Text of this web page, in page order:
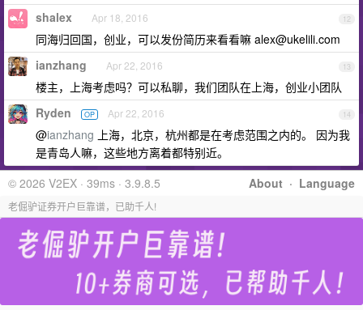
12
shalex Apr 18, 2016
同海归回国，创业，可以发份简历来看看嘛 alex@ukelili.com
13
ianzhang Apr 22, 2016
楼主，上海考虑吗？可以私聊，我们团队在上海，创业小团队
14
Ryden OP Apr 22, 2016
@ianzhang 上海，北京，杭州都是在考虑范围之内的。 因为我
是青岛人嘛，这些地方离着都特别近。
About · Language
© 2026 V2EX · 39ms · 3.9.8.5
老倔驴证券开户巨靠谱，已助千人!